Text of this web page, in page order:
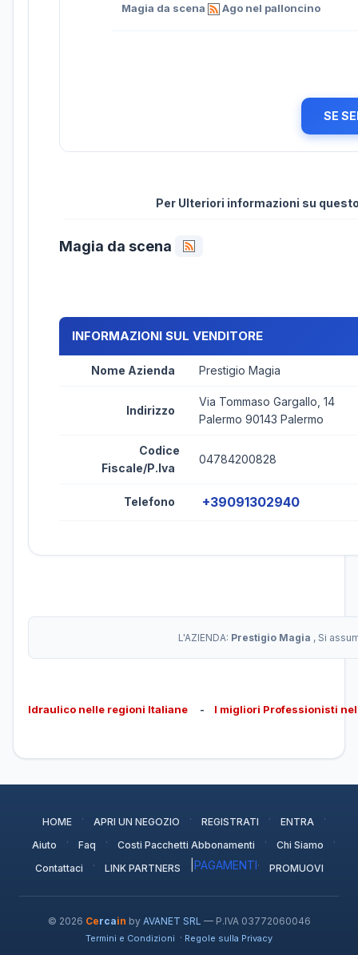
Magia da scena Ago nel palloncino
SE
Per Ulteriori informazioni su
Magia da scena
INFORMAZIONI SUL VENDITORE
Nome Azienda Prestigio Magia
Indirizzo
Via Tommaso Gargallo, 14
Palermo 90143 Palermo
Codice
Fiscale/P.Iva
04784200828
Telefono +39091302940
L'AZIENDA: Prestigio Magia , Si
Idraulico nelle regioni Italiane - I migliori Professionisti
HOME · APRI UN NEGOZIO · REGISTRATI · ENTRA ·
Aiuto · Faq · Costi Pacchetti Abbonamenti · Chi Siamo ·
Contattaci · LINK PARTNERS PAGAMENTI· PROMUOVI
© 2026 Cercain by AVANET SRL — P.IVA 03772060046
Termini e Condizioni · Regole sulla Privacy